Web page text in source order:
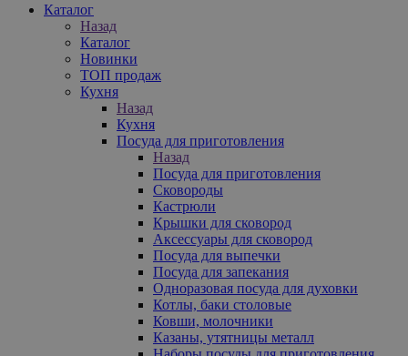
Каталог
Назад
Каталог
Новинки
ТОП продаж
Кухня
Назад
Кухня
Посуда для приготовления
Назад
Посуда для приготовления
Сковороды
Кастрюли
Крышки для сковород
Аксессуары для сковород
Посуда для выпечки
Посуда для запекания
Одноразовая посуда для духовки
Котлы, баки столовые
Ковши, молочники
Казаны, утятницы металл